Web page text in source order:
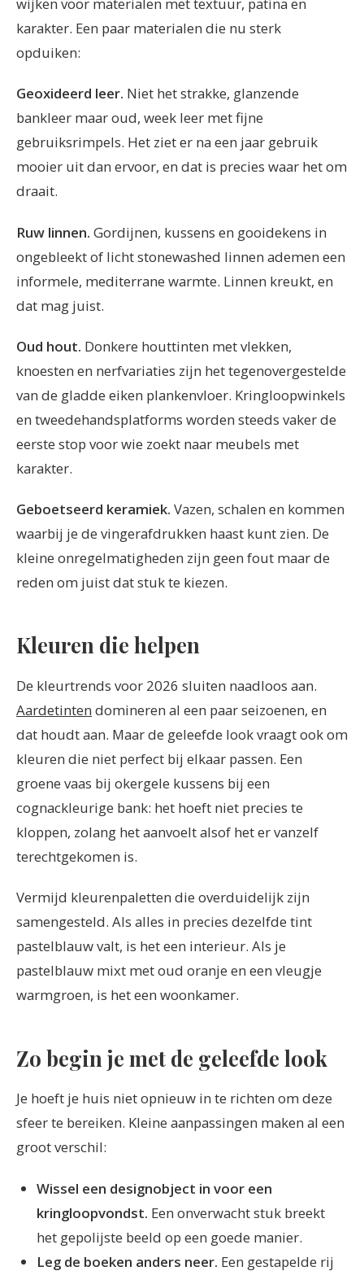
wijken voor materialen met textuur, patina en
karakter. Een paar materialen die nu sterk
opduiken:
Geoxideerd leer. Niet het strakke, glanzende
bankleer maar oud, week leer met fijne
gebruiksrimpels. Het ziet er na een jaar gebruik
mooier uit dan ervoor, en dat is precies waar het om
draait.
Ruw linnen. Gordijnen, kussens en gooidekens in
ongebleekt of licht stonewashed linnen ademen een
informele, mediterrane warmte. Linnen kreukt, en
dat mag juist.
Oud hout. Donkere houttinten met vlekken,
knoesten en nerfvariaties zijn het tegenovergestelde
van de gladde eiken plankenvloer. Kringloopwinkels
en tweedehandsplatforms worden steeds vaker de
eerste stop voor wie zoekt naar meubels met
karakter.
Geboetseerd keramiek. Vazen, schalen en kommen
waarbij je de vingerafdrukken haast kunt zien. De
kleine onregelmatigheden zijn geen fout maar de
reden om juist dat stuk te kiezen.
Kleuren die helpen
De kleurtrends voor 2026 sluiten naadloos aan.
Aardetinten domineren al een paar seizoenen, en
dat houdt aan. Maar de geleefde look vraagt ook om
kleuren die niet perfect bij elkaar passen. Een
groene vaas bij okergele kussens bij een
cognackleurige bank: het hoeft niet precies te
kloppen, zolang het aanvoelt alsof het er vanzelf
terechtgekomen is.
Vermijd kleurenpaletten die overduidelijk zijn
samengesteld. Als alles in precies dezelfde tint
pastelblauw valt, is het een interieur. Als je
pastelblauw mixt met oud oranje en een vleugje
warmgroen, is het een woonkamer.
Zo begin je met de geleefde look
Je hoeft je huis niet opnieuw in te richten om deze
sfeer te bereiken. Kleine aanpassingen maken al een
groot verschil:
Wissel een designobject in voor een
kringloopvondst. Een onverwacht stuk breekt
het gepolijste beeld op een goede manier.
Leg de boeken anders neer. Een gestapelde rij